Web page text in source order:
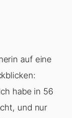
auf eine
habe in 56
und nur